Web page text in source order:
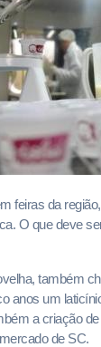
feiras da
O que deve
também
anos um
a criação
de SC.